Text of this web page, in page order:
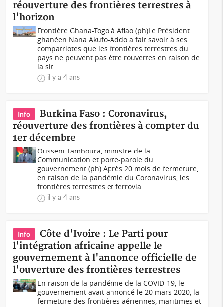
réouverture des frontières terrestres à
l'horizon
Frontière Ghana-Togo à Aflao (ph)Le Président
ghanéen Nana Akufo-Addo a fait savoir à ses
compatriotes que les frontières terrestres du
pays ne peuvent pas être rouvertes en raison de
la sit...
il y a 4 ans
Info
Burkina Faso : Coronavirus,
réouverture des frontières à compter du
1er décembre
Ousseni Tamboura, ministre de la
Communication et porte-parole du
gouvernement (ph) Après 20 mois de fermeture,
en raison de la pandémie du Coronavirus, les
frontières terrestres et ferrovia...
il y a 4 ans
Info
Côte d'Ivoire : Le Parti pour
l'intégration africaine appelle le
gouvernement à l'annonce officielle de
l'ouverture des frontières terrestres
En raison de la pandémie de la COVID-19, le
gouvernement avait annoncé le 20 mars 2020, la
fermeture des frontières aériennes, maritimes et